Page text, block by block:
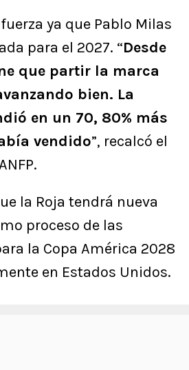
ya que Pablo Milas
para el 2027. “Desde
que partir la marca
bien. La
en un 70, 80% más
vendido”, recalcó el
la Roja tendrá nueva
proceso de las
la Copa América 2028
en Estados Unidos.